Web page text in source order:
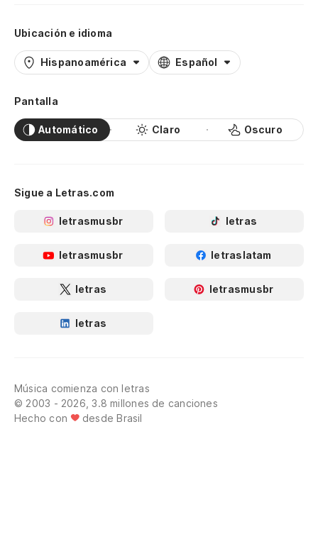
Ubicación e idioma
Hispanoamérica Español
Pantalla
Automático Claro Oscuro
Sigue a Letras.com
letrasmusbr letras
letrasmusbr letraslatam
letras letrasmusbr
letras
Música comienza con letras
© 2003 - 2026, 3.8 millones de canciones
Hecho con
desde Brasil